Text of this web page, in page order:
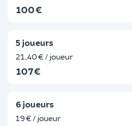
100 €
5 joueurs
21,40 € / joueur
107 €
6 joueurs
19 € / joueur